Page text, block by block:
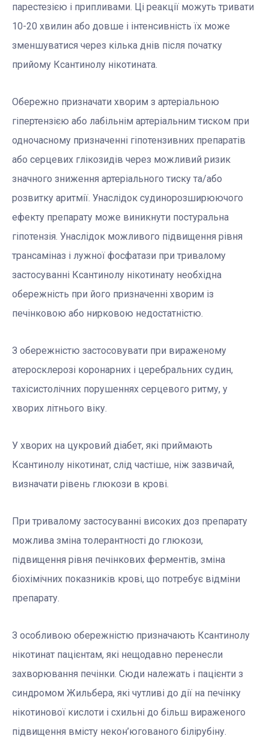
парестезією і припливами. Ці реакції можуть тривати
10-20 хвилин або довше і інтенсивність їх може
зменшуватися через кілька днів після початку
прийому Ксантинолу нікотината.
Обережно призначати хворим з артеріальною
гіпертензією або лабільнім артеріальним тиском при
одночасному призначенні гіпотензивних препаратів
або серцевих глікозидів через можливий ризик
значного зниження артеріального тиску та/або
розвитку аритмії. Унаслідок судинорозширюючого
ефекту препарату може виникнути постуральна
гіпотензія. Унаслідок можливого підвищення рівня
трансаміназ і лужної фосфатази при тривалому
застосуванні Ксантинолу нікотинату необхідна
обережність при його призначенні хворим із
печінковою або нирковою недостатністю.
З обережністю застосовувати при вираженому
атеросклерозі коронарних і церебральних судин,
тахісистолічних порушеннях серцевого ритму, у
хворих літнього віку.
У хворих на цукровий діабет, які приймають
Ксантинолу нікотинат, слід частіше, ніж зазвичай,
визначати рівень глюкози в крові.
При тривалому застосуванні високих доз препарату
можлива зміна толерантності до глюкози,
підвищення рівня печінкових ферментів, зміна
біохімічних показників крові, що потребує відміни
препарату.
З особливою обережністю призначають Ксантинолу
нікотинат пацієнтам, які нещодавно перенесли
захворювання печінки. Сюди належать і пацієнти з
синдромом Жильбера, які чутливі до дії на печінку
нікотинової кислоти і схильні до більш вираженого
підвищення вмісту некон’югованого білірубіну.